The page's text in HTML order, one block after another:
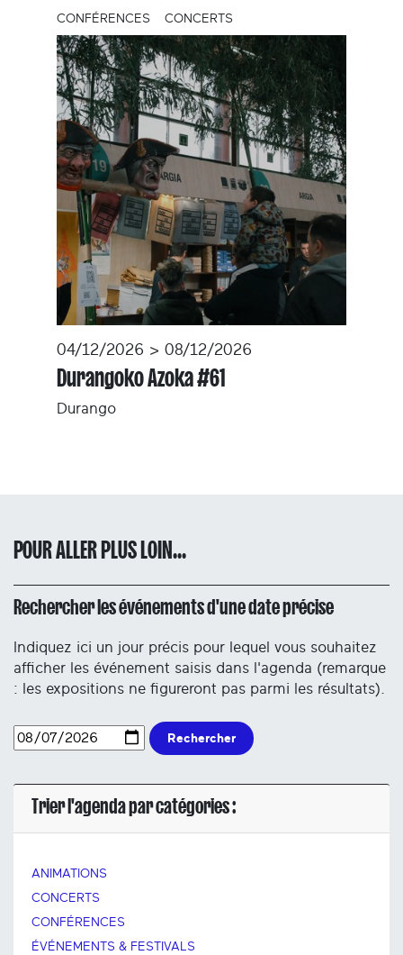
CONFÉRENCES CONCERTS
04/12/2026 > 08/12/2026
Durangoko Azoka #61
Durango
POUR ALLER PLUS LOIN...
Rechercher les événements d'une date précise
Indiquez ici un jour précis pour lequel vous souhaitez
afficher les événement saisis dans l'agenda (remarque
: les expositions ne figureront pas parmi les résultats).
Rechercher
Trier l'agenda par catégories :
ANIMATIONS
CONCERTS
CONFÉRENCES
ÉVÉNEMENTS & FESTIVALS